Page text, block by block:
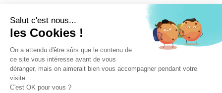
Vous souhaitez échanger
avec nous ?
Nous sommes
à votre écoute